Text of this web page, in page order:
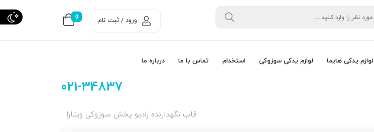
0 ورود / ثبت نام
لوازم یدکی هایما لوازم یدکی سوزوکی استخدام تماس با ما درباره ما
021-34837
قاب نگهدارنده رادیو پخش سوزوکی ویتارا